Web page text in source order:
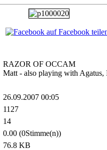
auf Facebook
RAZOR OF OCCAM
Matt - also playing with Agatus,
26.09.2007 00:05
1127
14
0.00 (0Stimme(n))
76.8 KB